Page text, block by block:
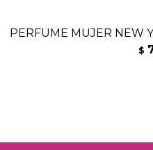
PERFUME MUJER NEW
$